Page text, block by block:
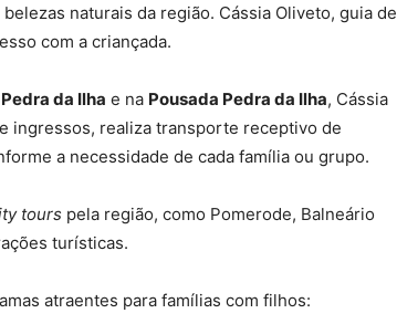
naturais da região. Cássia Oliveto, guia de
com a criançada.
da Ilha e na Pousada Pedra da Ilha, Cássia
ingressos, realiza transporte receptivo de
a necessidade de cada família ou grupo.
tours pela região, como Pomerode, Balneário
turísticas.
atraentes para famílias com filhos: